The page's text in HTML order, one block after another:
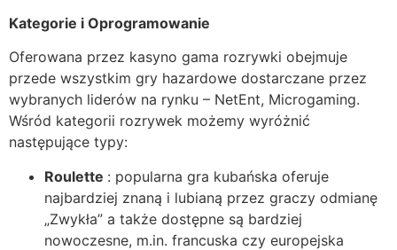
Kategorie i Oprogramowanie
Oferowana przez kasyno gama rozrywki obejmuje
przede wszystkim gry hazardowe dostarczane przez
wybranych liderów na rynku – NetEnt, Microgaming.
Wśród kategorii rozrywek możemy wyróżnić
następujące typy:
Roulette : popularna gra kubańska oferuje
najbardziej znaną i lubianą przez graczy odmianę
„Zwykła” a także dostępne są bardziej
nowoczesne, m.in. francuska czy europejska